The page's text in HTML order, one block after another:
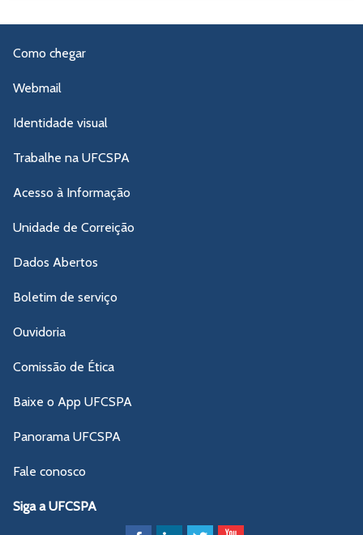
Como chegar
Webmail
Identidade visual
Trabalhe na UFCSPA
Acesso à Informação
Unidade de Correição
Dados Abertos
Boletim de serviço
Ouvidoria
Comissão de Ética
Baixe o App UFCSPA
Panorama UFCSPA
Fale conosco
Siga a UFCSPA